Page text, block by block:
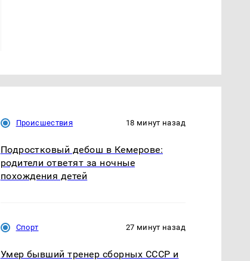
Происшествия 18 минут назад
Подростковый дебош в Кемерове:
родители ответят за ночные
похождения детей
Спорт 27 минут назад
Умер бывший тренер сборных СССР и